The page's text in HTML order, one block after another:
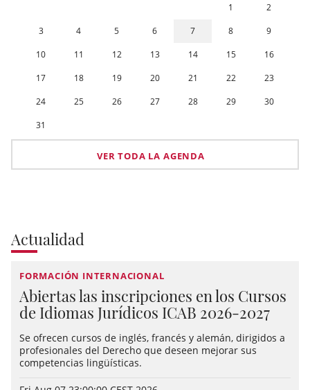
1
2
3
4 5 6 7 8
9
10
11 12 13 14 15
16
17
18 19 20 21 22
23
24
25 26 27 28 29
30
31
VER TODA LA AGENDA
Actualidad
FORMACIÓN INTERNACIONAL
Abiertas las inscripciones en los Cursos
de Idiomas Jurídicos ICAB 2026-2027
Se ofrecen cursos de inglés, francés y alemán, dirigidos a
profesionales del Derecho que deseen mejorar sus
competencias lingüísticas.